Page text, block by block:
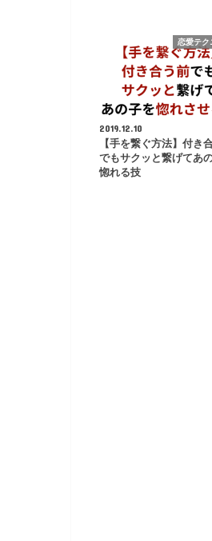
恋愛テク
2019.12.10
【手を繋ぐ方法】付き
でもサクッと繋げてあ
惚れる技